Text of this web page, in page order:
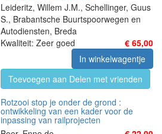
Leideritz, Willem J.M., Schellinger, Guus
S., Brabantsche Buurtspoorwegen en
Autodiensten, Breda
€ 65,00
Kwaliteit: Zeer goed
In winkelwagentje
Toevoegen aan Delen met vrienden
Rotzooi stop je onder de grond :
ontwikkeling van een kader voor de
inpassing van railprojecten